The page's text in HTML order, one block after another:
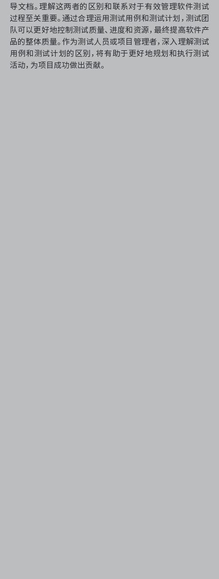
导文档。理解这两者的区别和联系对于有效管理软件测试
过程至关重要。通过合理运用测试用例和测试计划，测试团
队可以更好地控制测试质量、进度和资源，最终提高软件产
品的整体质量。作为测试人员或项目管理者，深入理解测试
用例和测试计划的区别，将有助于更好地规划和执行测试
活动，为项目成功做出贡献。